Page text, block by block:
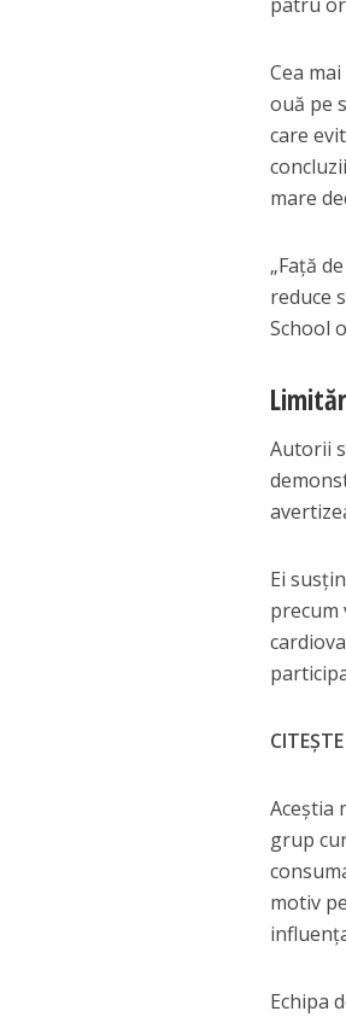
Cea
ouă pe
care
mare
„Față
reduce
School
Autorii
Ei
precum
Aceștia
grup
motiv
Echipa